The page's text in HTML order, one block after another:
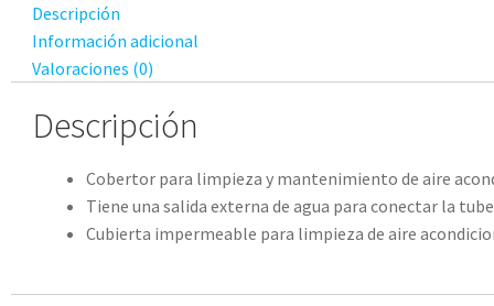
Descripción
Información adicional
Valoraciones (0)
Descripción
Cobertor para limpieza y mantenimiento de aire
Tiene una salida externa de agua para conectar la
Cubierta impermeable para limpieza de aire